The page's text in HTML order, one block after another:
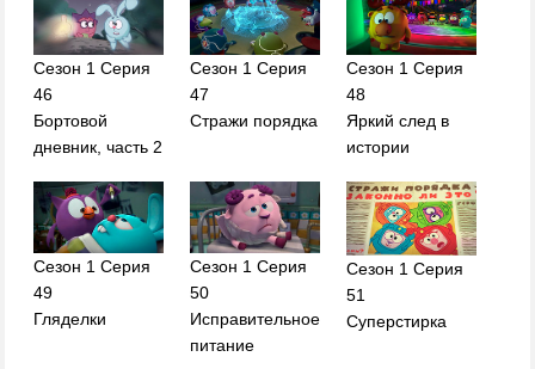
Сезон 1 Серия
46
Бортовой
дневник, часть 2
Сезон 1 Серия
47
Стражи порядка
Сезон 1 Серия
48
Яркий след в
истории
Сезон 1 Серия
49
Гляделки
Сезон 1 Серия
50
Исправительное
питание
Сезон 1 Серия
51
Суперстирка